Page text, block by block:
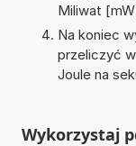
Miliwat
Na koniec
przeliczyć
Joule na
Wykorzystaj